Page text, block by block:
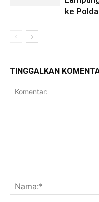
ke
TINGGALKAN